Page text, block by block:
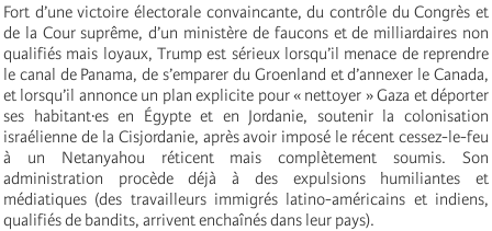
Fort d’une victoire électorale convaincante, du contrôle du Congrès et
de la Cour suprême, d’un ministère de faucons et de milliardaires non
qualifiés mais loyaux, Trump est sérieux lorsqu’il menace de reprendre
le canal de Panama, de s’emparer du Groenland et d’annexer le Canada,
et lorsqu’il annonce un plan explicite pour « nettoyer » Gaza et déporter
ses habitant·es en Égypte et en Jordanie, soutenir la colonisation
israélienne de la Cisjordanie, après avoir imposé le récent cessez-le-feu
à un Netanyahou réticent mais complètement soumis. Son
administration procède déjà à des expulsions humiliantes et
médiatiques (des travailleurs immigrés latino-américains et indiens,
qualifiés de bandits, arrivent enchaînés dans leur pays).